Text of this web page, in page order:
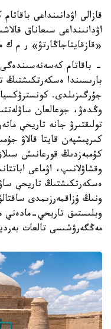
قازالى اۋدانىنداعى
اۋدانىنداعى سىعاناق
«قازقايتاجاڭارتۋ» ر م ك
- باقاتام
بارىسىندا ەسكەرتكىشتىڭ
جۇرگىزىلدى.
وڭدەۋ، جوعالعان
تولىقتىرۋ جانە تاريحي
كىرپىشپەن قايتا قالاۋ
كۇمبەزدىڭ قورعانىش
وقشاۋلانىپ، اۋماعى
ەسكەرتكىشتىڭ تاريحي
ونىڭ ۇزاقمەرزىمدى
وبلىستىق تاريحي-مادەني
مەڭگەرۋشىسى تالعات